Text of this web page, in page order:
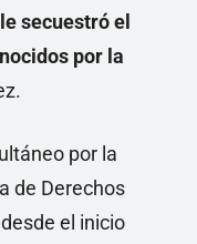
secuestró el
por la
por la
de Derechos
el inicio